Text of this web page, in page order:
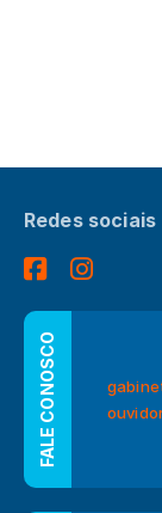
Redes sociais
FALE CONOSCO